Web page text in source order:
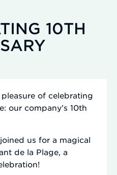
10TH
of celebrating
our company’s 10th
us for a magical
de la Plage, a